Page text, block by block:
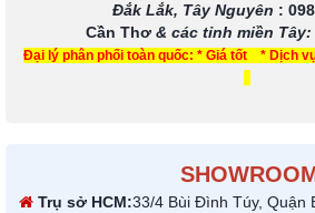
Đắk Lắk, Tây Nguyên :
Cần Thơ & các tỉnh miền Tây:
Đại lý phân phối toàn quốc: * Giá tốt * Dịch
Trụ sở HCM:33/4 Bùi Đình Túy, Quận